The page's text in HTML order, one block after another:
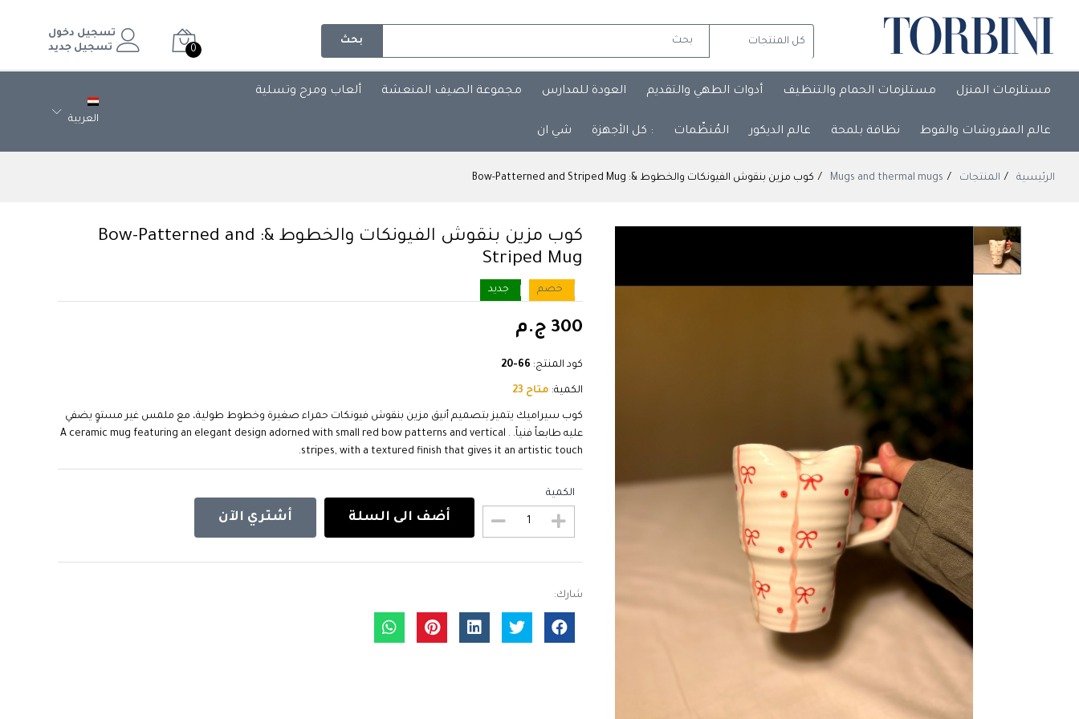
بحث
0
تسجيل دخول
تسجيل جديد
مستلزمات المنزل مستلزمات الحمام والتنظيف أدوات الطهي والتقديم العودة للمدارس مجموعة الصيف المنعشة ألعاب ومرح وتسلية
عالم المفروشات والفوط نظافة بلمحة عالم الديكور المُنظّمات : كل الأجهزة شي ان
العربية
الرئيسية المنتجات Mugs and thermal mugs كوب مزين بنقوش الفيونكات والخطوط &: Bow-Patterned and Striped Mug
كوب مزين بنقوش الفيونكات والخطوط &: Bow-Patterned and
Striped Mug
خصم جديد
300 ج.م
كود المنتج: 66-20
الكمية: متاح 23
كوب سيراميك يتميز بتصميم أنيق مزين بنقوش فيونكات حمراء صغيرة وخطوط طولية، مع ملمس غير مستوٍ يضفي
عليه طابعاً فنياً. . A ceramic mug featuring an elegant design adorned with small red bow patterns and vertical
stripes, with a textured finish that gives it an artistic touch.
الكمية
أضف الى السلة أشتري الآن
شارك: